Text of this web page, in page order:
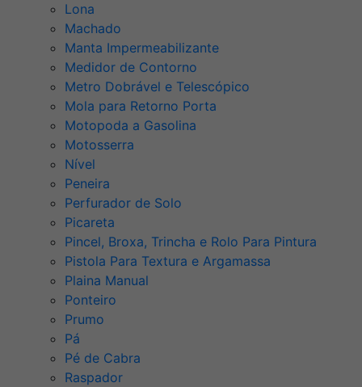
Lona
Machado
Manta Impermeabilizante
Medidor de Contorno
Metro Dobrável e Telescópico
Mola para Retorno Porta
Motopoda a Gasolina
Motosserra
Nível
Peneira
Perfurador de Solo
Picareta
Pincel, Broxa, Trincha e Rolo Para Pintura
Pistola Para Textura e Argamassa
Plaina Manual
Ponteiro
Prumo
Pá
Pé de Cabra
Raspador